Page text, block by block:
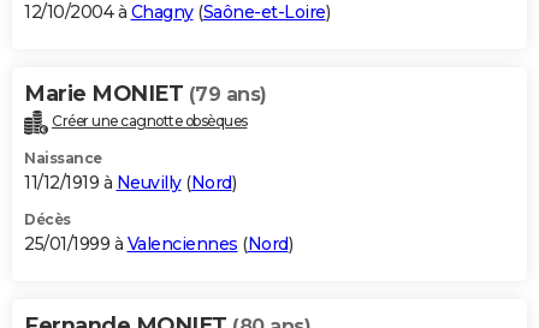
12/10/2004 à Chagny(Saône-et-Loire)
Marie MONIET (79 ans)
Créer une cagnotte obsèques
Naissance
11/12/1919 à Neuvilly(Nord)
Décès
25/01/1999 à Valenciennes (Nord)